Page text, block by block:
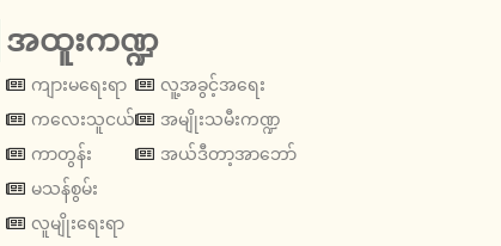
အထူးကဏ္ဍ
ကျားမရေးရာ
ကလေးသူငယ်
ကာတွန်း
မသန်စွမ်း
လူမျိုးရေးရာ
လူ့အခွင့်အရေး
အမျိုးသမီးကဏ္ဍ
အယ်ဒီတာ့အာဘော်